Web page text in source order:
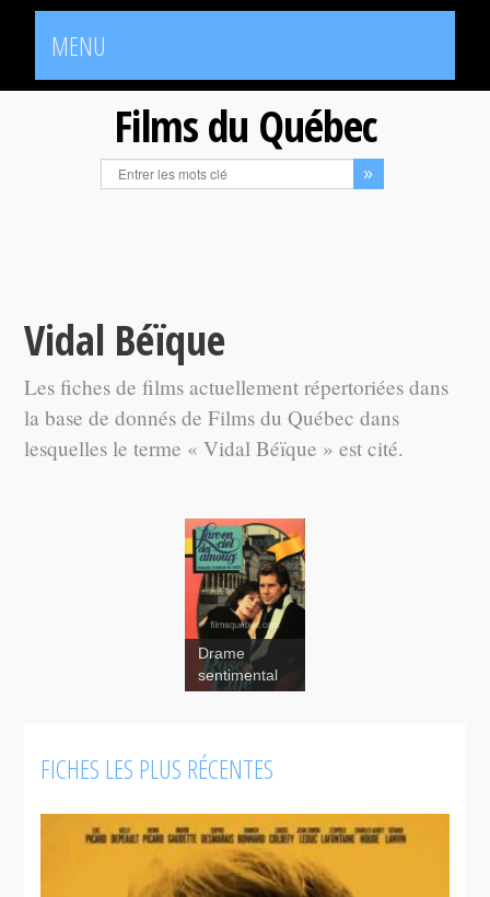
MENU
Films du Québec
Vidal Béïque
Les fiches de films actuellement répertoriées dans
la base de donnés de Films du Québec dans
lesquelles le terme « Vidal Béïque » est cité.
Drame
sentimental
FICHES LES PLUS RÉCENTES